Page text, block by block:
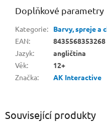
Související produkty
Doplňkové parametry
Kategorie:
Barvy, spreje a
EAN:
8435568353268
Jazyk:
angličtina
Věk:
12+
Značka: AK Interactive